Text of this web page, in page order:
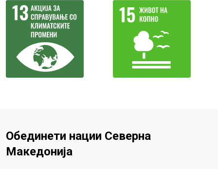
Обединети нации Северна
Македонија